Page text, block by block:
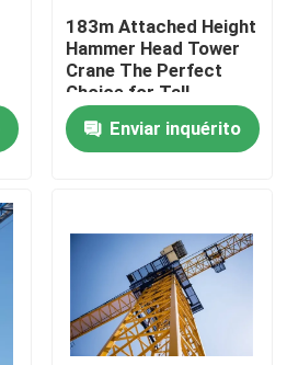
183m Attached Height
Hammer Head Tower
Crane The Perfect
Choice for Tall
Structures
Enviar inquérito